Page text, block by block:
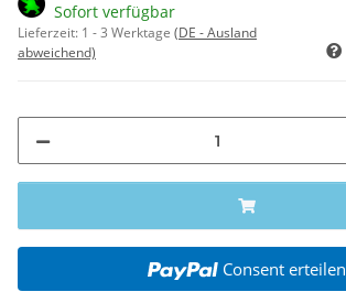
Sofort verfügbar
Lieferzeit: 1 - 3 Werktage (DE - Ausland
abweichend)
Consent erteilen